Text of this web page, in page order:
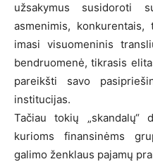
užsakymus susidoroti
asmenimis,
imasi visuomeninis
bendruomenė, tikrasis
pareikšti savo
institucijas.
Tačiau tokių
kurioms finansinėms
galimo ženklaus pajamų